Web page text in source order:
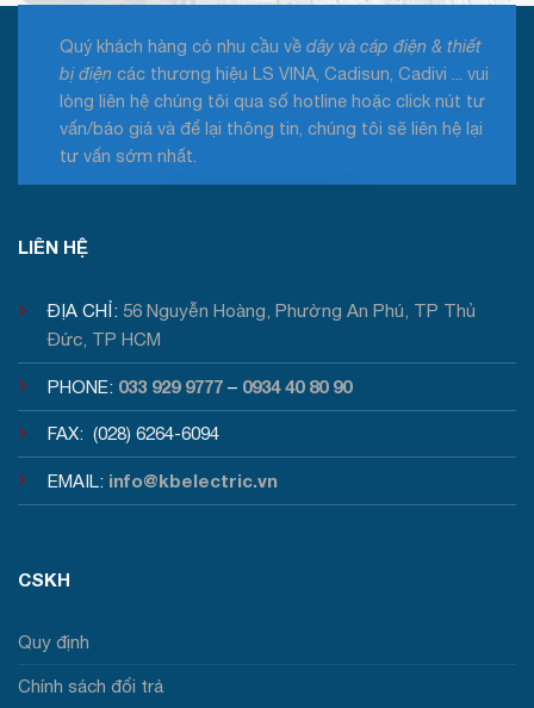
Quý khách hàng có nhu cầu về dây và cáp điện & thiết
bị điện các thương hiệu LS VINA, Cadisun, Cadivi ... vui
lòng liên hệ chúng tôi qua số hotline hoặc click nút tư
vấn/báo giá và để lại thông tin, chúng tôi sẽ liên hệ lại
tư vấn sớm nhất.
LIÊN HỆ
ĐỊA CHỈ: 56 Nguyễn Hoàng, Phường An Phú, TP Thủ
Đức, TP HCM
PHONE: 033 929 9777 – 0934 40 80 90
FAX: (028) 6264-6094
EMAIL: info@kbelectric.vn
CSKH
Quy định
Chính sách đổi trả